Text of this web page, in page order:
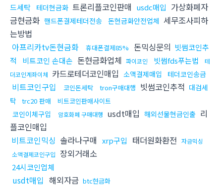
드세탁 테더현금화 트론리플코인판매 usdc매입 가상화폐자
금현금화 핸드폰결제테더전송 돈현금화안전업체 세무조사피하
는방법
아프리카tv돈현금화
휴대폰결제85% 돈믹싱문의 빗썸코인추
적
비트코인 손대손 돈현금화업체 파이코인 빗썸fds푸는법
테
더코인계좌이체 카드로테더코인매입 소액결제매입 테더코인송금
비트코인구입 코인돈세탁 tron구매대행 빗썸코인추적 대검세
탁
trc20 판매 비트코인판매사이트
코인이체구입 암호화폐 구매대행 usdt매입 해외선물현금인출 리
플코인매입
비트코인믹싱 솔라나구매 xrp구입 태더원화환전 자금믹싱
소액결제코인구입
장외거래소
24시코인업체
usdt매입 해외자금 btc현금화